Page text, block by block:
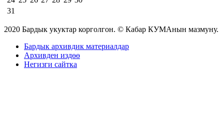
31
2020 Бардык укуктар корголгон. © Кабар КУМАнын мазмуну.
Бардык архивдик материалдар
Архивден издөө
Негизги сайтка